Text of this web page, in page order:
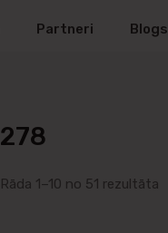
Partneri Blogs
278
Rāda 1–10 no 51 rezultāta